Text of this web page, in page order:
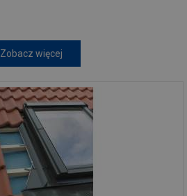
Zobacz więcej